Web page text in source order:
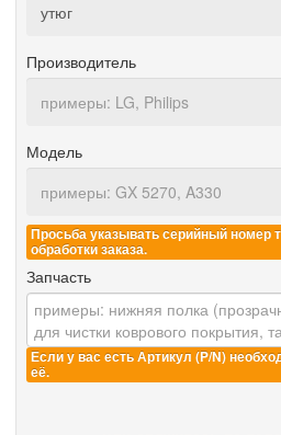
Производитель
Модель
Просьба указывать серийный номер
обработки заказа.
Запчасть
Если у вас есть Артикул (P/N)
её.